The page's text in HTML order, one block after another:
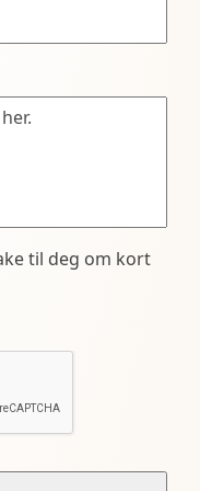
til deg om kort